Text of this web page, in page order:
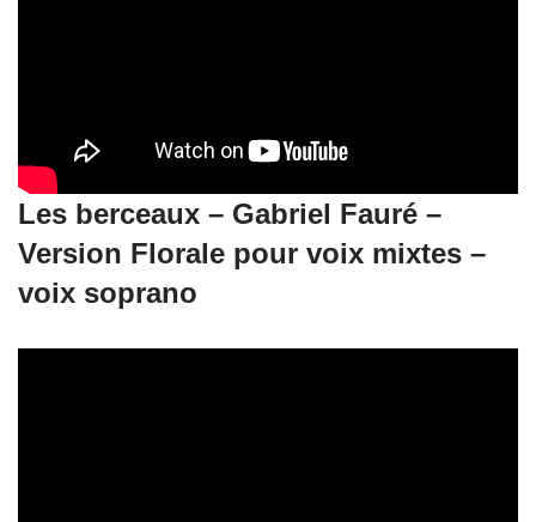
Les berceaux – Gabriel Fauré –
Version Florale pour voix mixtes –
voix soprano